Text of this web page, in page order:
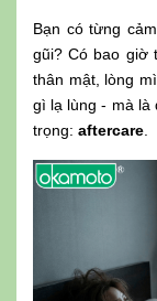
Bạn có từng
gũi? Có bao giờ
thân mật, lòng
gì lạ lùng - mà là
trọng: aftercare